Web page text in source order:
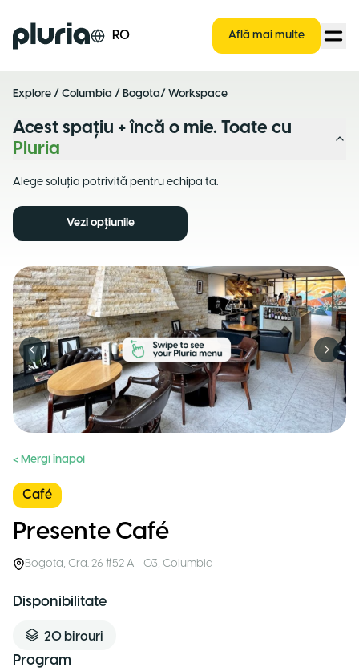
Logo Pluria RO Află mai multe
Explore / Columbia / Bogota/ Workspace
Acest spațiu + încă o mie. Toate cu
Pluria
Alege soluția potrivită pentru echipa ta.
Vezi opțiunile
Previous slide Next
< Mergi înapoi
Café
Presente Café
Bogota, Cra. 26 #52 A - 03, Columbia
Disponibilitate
20 birouri
Program